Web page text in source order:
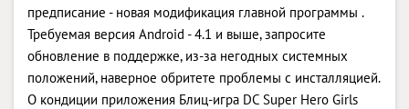
предписание - новая модификация главной программы .
Требуемая версия Android - 4.1 и выше, запросите
обновление в поддержке, из-за негодных системных
положений, наверное обритете проблемы с инсталляцией.
О кондиции приложения Блиц-игра DC Super Hero Girls